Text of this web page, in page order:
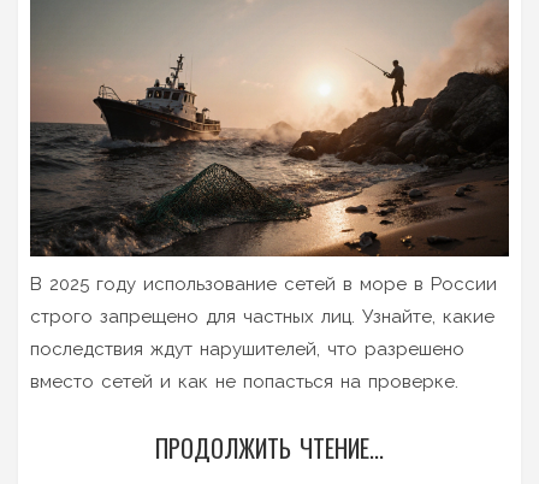
В 2025 году использование сетей в море в России
строго запрещено для частных лиц. Узнайте, какие
последствия ждут нарушителей, что разрешено
вместо сетей и как не попасться на проверке.
ПРОДОЛЖИТЬ ЧТЕНИЕ...